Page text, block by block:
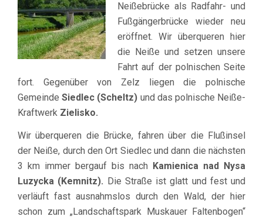
Neißebrücke als Radfahr- und
Fußgängerbrücke wieder neu
eröffnet. Wir überqueren hier
die Neiße und setzen unsere
Fahrt auf der polnischen Seite
fort. Gegenüber von Zelz liegen die polnische
GemeindeSiedlec (Scheltz) und das polnische Neiße-
Kraftwerk Zielisko.
Wir überqueren die Brücke, fahren über die Flußinsel
der Neiße, durch den Ort Siedlec und dann die nächsten
3 km immer bergauf bis nach Kamienica nad Nysa
Luzycka (Kemnitz). Die Straße ist glatt und fest und
verläuft fast ausnahmslos durch den Wald, der hier
schon zum „Landschaftspark Muskauer Faltenbogen“